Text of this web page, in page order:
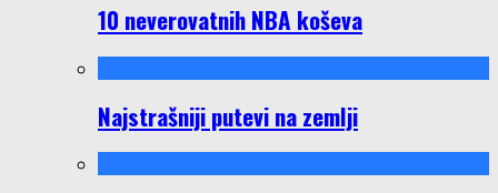
10 neverovatnih NBA koševa
Najstrašniji putevi na zemlji